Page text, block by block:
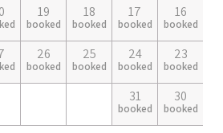
16
booked
17
booked
18
booked
19
booked
23
booked
24
booked
25
booked
26
booked
30
booked
31
booked